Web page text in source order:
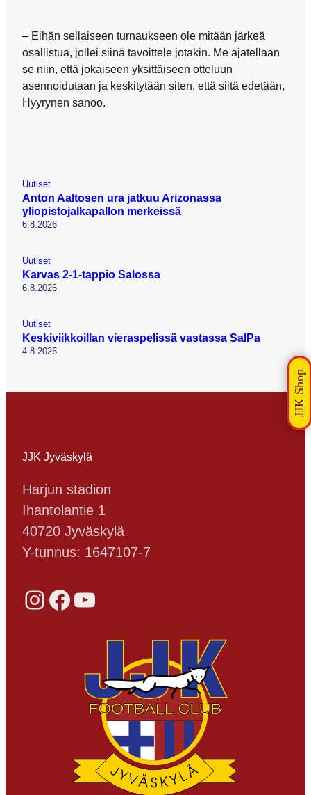
– Eihän sellaiseen turnaukseen ole mitään järkeä
osallistua, jollei siinä tavoittele jotakin. Me ajatellaan
se niin, että jokaiseen yksittäiseen otteluun
asennoidutaan ja keskitytään siten, että siitä edetään,
Hyyrynen sanoo.
Uutiset
Anton Aaltosen ura jatkuu Arizonassa
yliopistojalkapallon merkeissä
6.8.2026
Uutiset
Karvas 2-1-tappio Salossa
6.8.2026
Uutiset
Keskiviikkoillan vieraspelissä vastassa SalPa
4.8.2026
JJK Jyväskylä
Harjun stadion
Ihantolantie 1
40720 Jyväskylä
Y-tunnus: 1647107-7
Instagram Facebook YouTube